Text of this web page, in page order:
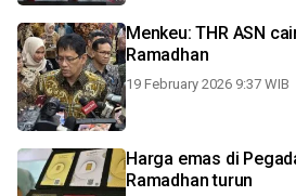
Menkeu: THR ASN
Ramadhan
19 February 2026 9:37 WIB
Harga emas di
Ramadhan turun